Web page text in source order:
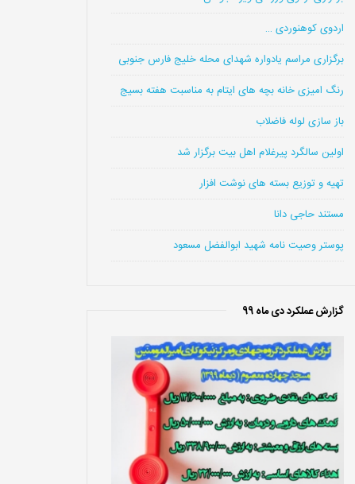
اردوی کوهنوردی …
برگزاری مراسم یادواره شهدای محله خلیج فارس جنوبی
رنگ امیزی خانه بچه های ایتام به مناسبت هفته بسیج
باز سازی لوله فاضلاب
اولین سالگرد پیرغلام اهل بیت برگزار شد
تهیه و توزیع بسته های نوشت افزار
مستند حاجی دانا
پوستر وصیت نامه شهید ابوالفضل مسعود
گزارش عملکرد دی ماه 99